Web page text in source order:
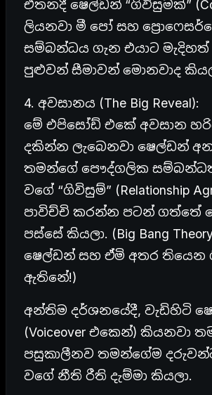
එතනදී ෂෙල්ඩන් “ගිවිසුමක්”
ලියනවා මී පෝ සහ
සම්බන්ධය ගැන එයාට
පුළුවන් සීමාවන් මොනවාද
4. අවසානය (The Big Reveal):
මේ එපිසෝඩ් එකේ අවසාන
දකින්න ලැබෙනවා ෂෙල්ඩන්
තමන්ගේ පෞද්ගලික
වගේ “ගිවිසුම්” (Relationship
පාවිච්චි කරන්න පටන් ගත්තේ
පස්සේ කියලා. (Big Bang
ෂෙල්ඩන් සහ ඒමි අතර
ඇතිනේ!)
අන්තිම දර්ශනයේදී, වැඩිහිටි
(Voiceover එකෙන්) කියනවා
පසුකාලීනව තමන්ගේම
වගේ නීති රීති දැම්මා කියලා.